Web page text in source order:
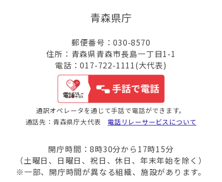
青森県庁
郵便番号：030-8570
住所：青森県青森市長島一丁目1-1
電話：017-722-1111(大代表)
通訳オペレータを通じて手話で電話ができます。
通話先：青森県庁大代表 電話リレーサービスについて
開庁時間：8時30分から17時15分
（土曜日、日曜日、祝日、休日、年末年始を除く）
※一部、開庁時間が異なる組織、施設があります。